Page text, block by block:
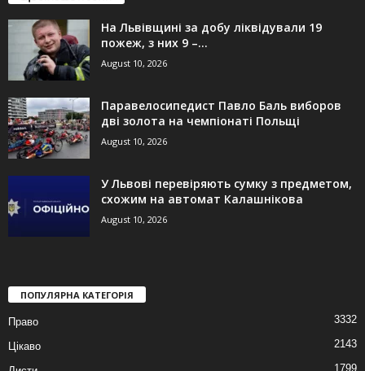
На Львівщині за добу ліквідували 19
пожеж, з них 9 –...
August 10, 2026
Паравелосипедист Павло Баль виборов
дві золота на чемпіонаті Польщі
August 10, 2026
У Львові перевіряють сумку з предметом,
схожим на автомат Калашнікова
August 10, 2026
ПОПУЛЯРНА КАТЕГОРІЯ
Право 3332
Цікаво 2143
1799